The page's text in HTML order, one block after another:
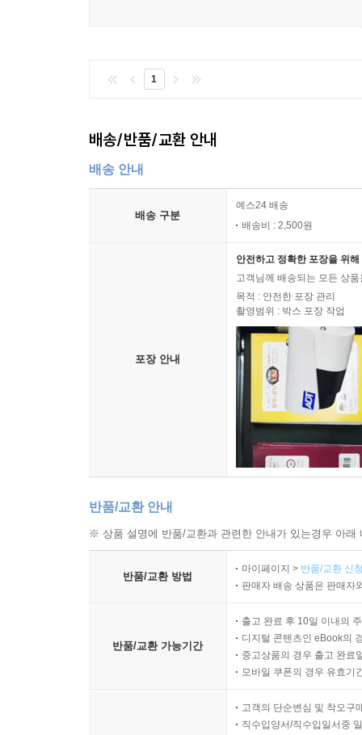
1
배송/반품/교환 안내
배송 안내
배송 구분
예스24 배송
배송비 : 2,500원
포장 안내
안전하고 정확한 포장을 위
고객님께 배송되는 모든 상
목적 : 안전한 포장 관리
촬영범위 : 박스 포장 작업
반품/교환 안내
※ 상품 설명에 반품/교환과 관련한 안내가 있는경우 아
반품/교환 방법
마이페이지 > 반품/교환 신
판매자 배송 상품은 판매자
반품/교환 가능기간
출고 완료 후 10일 이내의
디지털 콘텐츠인 eBook의
중고상품의 경우 출고 완료
모바일 쿠폰의 경우 유효기
고객의 단순변심 및 착오구
직수입양서/직수입일서중